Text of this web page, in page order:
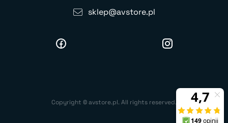
sklep@avstore.pl
Copyright © avstore.pl. All rights reserved.